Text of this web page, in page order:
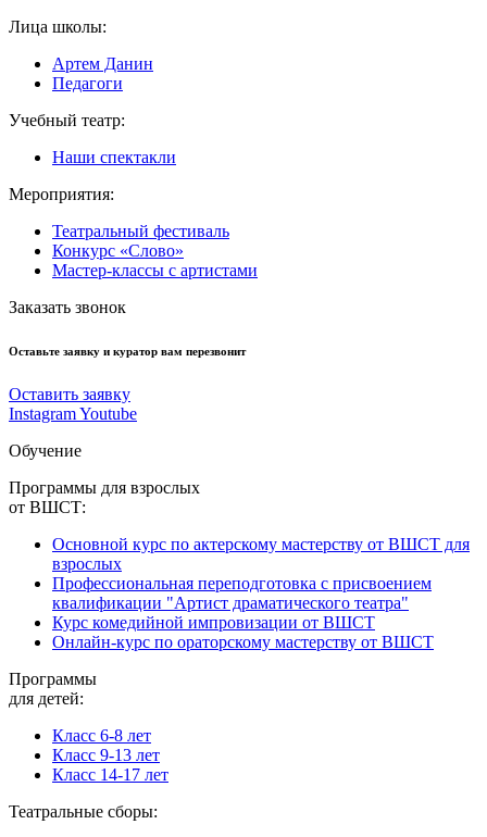
Лица школы:
Артем Данин
Педагоги
Учебный театр:
Наши спектакли
Мероприятия:
Театральный фестиваль
Конкурс «Слово»
Мастер-классы с артистами
Заказать звонок
Оставьте заявку и куратор вам перезвонит
Оставить заявку
InstagramYoutube
Обучение
Программы для взрослых
от ВШСТ:
Основной курс по актерскому мастерству от ВШСТ для
взрослых
Профессиональная переподготовка с присвоением
квалификации "Артист драматического театра"
Курс комедийной импровизации от ВШСТ
Онлайн-курс по ораторскому мастерству от ВШСТ
Программы
для детей:
Класс 6-8 лет
Класс 9-13 лет
Класс 14-17 лет
Театральные сборы: